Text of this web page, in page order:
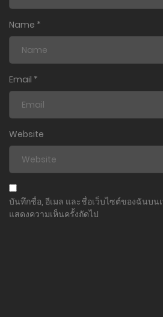
ตอนที่ 106
ตอนที่ 105
21 มกราคม 2026
ตอนที่ 104
21 มกราคม 2026
ตอนที่ 103
21 มกราคม 2026
ตอนที่ 102
21 มกราคม 2026
Name *
Email *
Website
บันทึกชื่อ, อีเมล และชื่อเว็บไซต์ของฉันบน
แสดงความเห็นครั้งถัดไป